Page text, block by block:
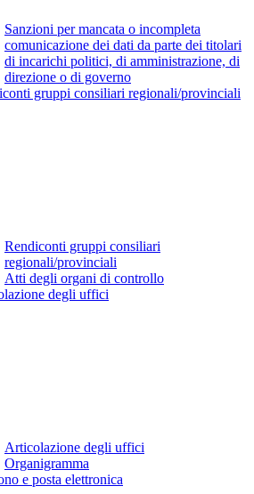
Sanzioni per mancata o incompleta
comunicazione dei dati da parte dei titolari
di incarichi politici, di amministrazione, di
direzione o di governo
gruppi consiliari regionali/provinciali
Rendiconti gruppi consiliari
regionali/provinciali
Atti degli organi di controllo
degli uffici
Articolazione degli uffici
Organigramma
e posta elettronica